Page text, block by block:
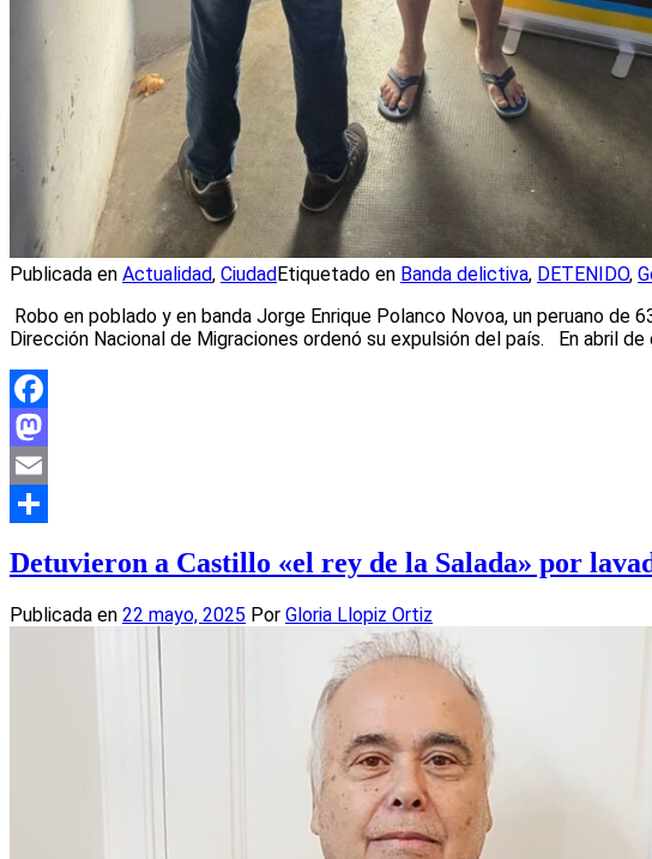
Publicada en Actualidad, Ciudad Etiquetado en Banda delictiva, DETENIDO,
Robo en poblado y en banda Jorge Enrique Polanco Novoa, un peruano
Dirección Nacional de Migraciones ordenó su expulsión del país. En abril
Facebook
Mastodon
Email
Detuvieron a Castillo «el rey de la Salada» por
Publicada en 22 mayo, 2025 Por Gloria Llopiz Ortiz